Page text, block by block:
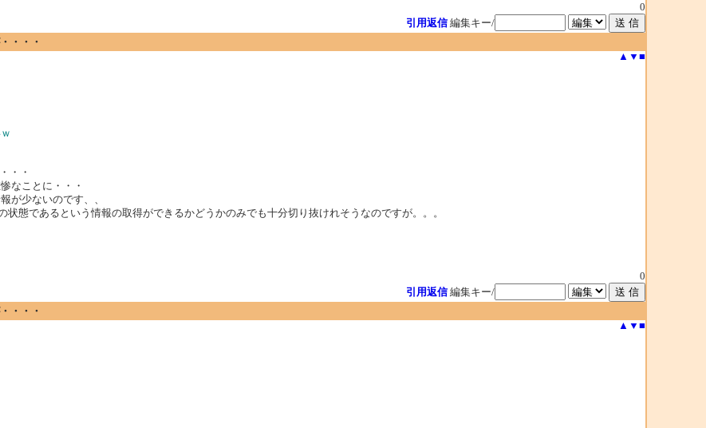
0
引用返信 編集キー/
・・・
▲ ▼ ■
・・
なことに・・・
が少ないのです、、
態であるという情報の取得ができるかどうかのみでも十分切り抜けれそうなのですが。。。
0
引用返信 編集キー/
・・・
▲ ▼ ■